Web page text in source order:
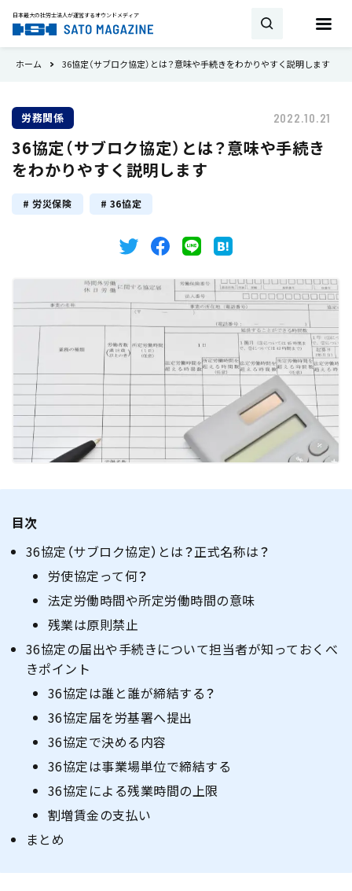
日本最大の社労士法人が運営するオウンドメディア
SATO MAGAZINEとは
新着
タイミング
キーワード
試用期間 雇用契約
相談・顧問契約
就業規則
育児休業
36協定
事業所
会社設立
労災保険
雇用保険
厚生年金
健康保険
ホーム 36協定（サブロク協定）とは？意味や手続きをわかりやすく説明します
労務関係 2022.10.21
36協定（サブロク協定）とは？意味や手続き
をわかりやすく説明します
労災保険 36協定
目次
36協定（サブロク協定）とは？正式名称は？
労使協定って何？
法定労働時間や所定労働時間の意味
残業は原則禁止
36協定の届出や手続きについて担当者が知っておくべ
きポイント
36協定は誰と誰が締結する？
36協定届を労基署へ提出
36協定で決める内容
36協定は事業場単位で締結する
36協定による残業時間の上限
割増賃金の支払い
まとめ